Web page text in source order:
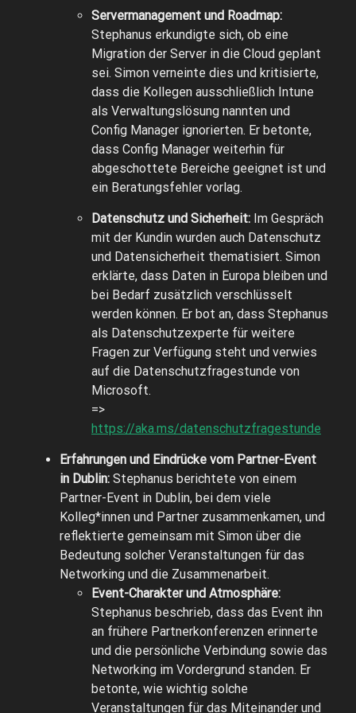
Servermanagement und Roadmap:
Stephanus erkundigte sich, ob eine
Migration der Server in die Cloud geplant
sei. Simon verneinte dies und kritisierte,
dass die Kollegen ausschließlich Intune
als Verwaltungslösung nannten und
Config Manager ignorierten. Er betonte,
dass Config Manager weiterhin für
abgeschottete Bereiche geeignet ist und
ein Beratungsfehler vorlag.
Datenschutz und Sicherheit: Im Gespräch
mit der Kundin wurden auch Datenschutz
und Datensicherheit thematisiert. Simon
erklärte, dass Daten in Europa bleiben und
bei Bedarf zusätzlich verschlüsselt
werden können. Er bot an, dass Stephanus
als Datenschutzexperte für weitere
Fragen zur Verfügung steht und verwies
auf die Datenschutzfragestunde von
Microsoft.
=>
https://aka.ms/datenschutzfragestunde
Erfahrungen und Eindrücke vom Partner-Event
in Dublin: Stephanus berichtete von einem
Partner-Event in Dublin, bei dem viele
Kolleg*innen und Partner zusammenkamen, und
reflektierte gemeinsam mit Simon über die
Bedeutung solcher Veranstaltungen für das
Networking und die Zusammenarbeit.
Event-Charakter und Atmosphäre:
Stephanus beschrieb, dass das Event ihn
an frühere Partnerkonferenzen erinnerte
und die persönliche Verbindung sowie das
Networking im Vordergrund standen. Er
betonte, wie wichtig solche
Veranstaltungen für das Miteinander und